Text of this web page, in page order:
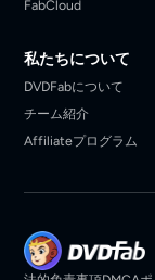
FabCloud
私たちについて
DVDFabについて
チーム紹介
Affiliateプログラム